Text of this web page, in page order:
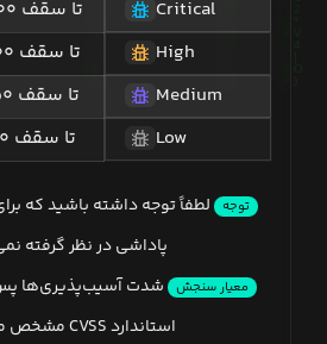
Critical
تا سقف ۲۰۰ میلیون تومان
High
تا سقف ۱۰۰ میلیون تومان
Medium
تا سقف ۵۰ میلیون تومان
Low
تا سقف ۱۰ میلیون تومان
توجه
لطفاً توجه داشته باشید که
پاداشی در نظر گرفته
معیار سنجش
شدت آسیب‌پذیری‌ها
استاندارد CVSS مشخص می‌شود.